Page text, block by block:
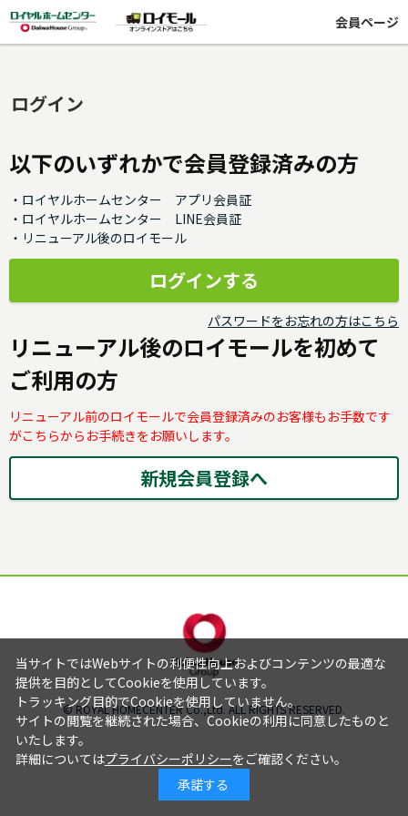
会員ページ
ログイン
以下のいずれかで会員登録済みの方
・ロイヤルホームセンター アプリ会員証
・ロイヤルホームセンター LINE会員証
・リニューアル後のロイモール
パスワードをお忘れの方はこちら
リニューアル後のロイモールを初めて
ご利用の方
リニューアル前のロイモールで会員登録済みのお客様もお手数です
がこちらからお手続きをお願いします。
© ROYAL HOMECENTER Co.,Ltd. ALL RIGHTS RESERVED.
当サイトではWebサイトの利便性向上およびコンテンツの最適な
提供を目的としてCookieを使用しています。
トラッキング目的でCookieを使用していません。
サイトの閲覧を継続された場合、Cookieの利用に同意したものと
いたします。
詳細についてはプライバシーポリシーをご確認ください。
承諾する